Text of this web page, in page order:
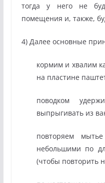
тогда у него не
помещения и, также,
4) Далее основные
кормим и хвалим
на пластине
поводком
выпрыгивать из
повторяем
небольшими по
(чтобы повторить